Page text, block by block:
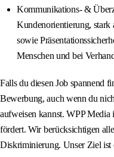
Kommunikations- &
Kundenorientierung, stark
sowie
Menschen und bei
Falls du diesen Job spannend
Bewerbung, auch wenn du
aufweisen kannst. WPP Media
fördert. Wir berücksichtigen
Diskriminierung. Unser Ziel ist